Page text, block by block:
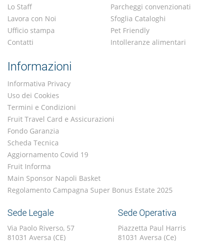
Lo Staff
Lavora con Noi
Ufficio stampa
Contatti
Parcheggi convenzionati
Sfoglia Cataloghi
Pet Friendly
Intolleranze alimentari
Informazioni
Informativa Privacy
Uso dei Cookies
Termini e Condizioni
Fruit Travel Card e Assicurazioni
Fondo Garanzia
Scheda Tecnica
Aggiornamento Covid 19
Fruit Informa
Main Sponsor Napoli Basket
Regolamento Campagna Super Bonus Estate 2025
Sede Legale
Via Paolo Riverso, 57
81031 Aversa (CE)
Sede Operativa
Piazzetta Paul Harris
81031 Aversa (Ce)